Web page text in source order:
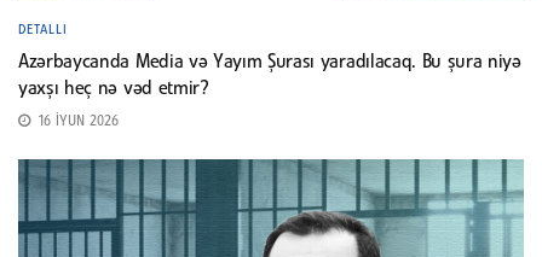
DETALLI
Azərbaycanda Media və Yayım Şurası yaradılacaq. Bu şura niyə
yaxşı heç nə vəd etmir?
16 İYUN 2026